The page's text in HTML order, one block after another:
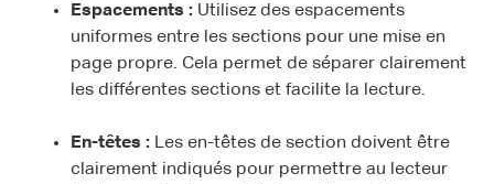
Espacements : Utilisez des espacements
uniformes entre les sections pour une mise en
page propre. Cela permet de séparer clairement
les différentes sections et facilite la lecture.
En-têtes : Les en-têtes de section doivent être
clairement indiqués pour permettre au lecteur